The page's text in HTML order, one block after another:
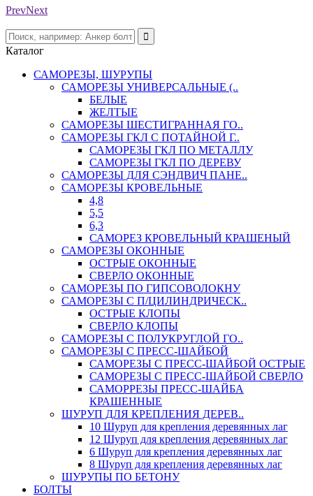
PrevNext
Каталог
САМОРЕЗЫ, ШУРУПЫ
САМОРЕЗЫ УНИВЕРСАЛЬНЫЕ (..
БЕЛЫЕ
ЖЕЛТЫЕ
САМОРЕЗЫ ШЕСТИГРАННАЯ ГО..
САМОРЕЗЫ ГКЛ С ПОТАЙНОЙ Г..
САМОРЕЗЫ ГКЛ ПО МЕТАЛЛУ
САМОРЕЗЫ ГКЛ ПО ДЕРЕВУ
САМОРЕЗЫ ДЛЯ СЭНДВИЧ ПАНЕ..
САМОРЕЗЫ КРОВЕЛЬНЫЕ
4,8
5,5
6,3
САМОРЕЗ КРОВЕЛЬНЫЙ КРАШЕНЫЙ
САМОРЕЗЫ ОКОННЫЕ
ОСТРЫЕ ОКОННЫЕ
СВЕРЛО ОКОННЫЕ
САМОРЕЗЫ ПО ГИПСОВОЛОКНУ
САМОРЕЗЫ С П/ЦИЛИНДРИЧЕСК..
ОСТРЫЕ КЛОПЫ
СВЕРЛО КЛОПЫ
САМОРЕЗЫ С ПОЛУКРУГЛОЙ ГО..
САМОРЕЗЫ С ПРЕСС-ШАЙБОЙ
САМОРЕЗЫ С ПРЕСС-ШАЙБОЙ ОСТРЫЕ
САМОРЕЗЫ С ПРЕСС-ШАЙБОЙ СВЕРЛО
САМОРРЕЗЫ ПРЕСС-ШАЙБА
КРАШЕННЫЕ
ШУРУП ДЛЯ КРЕПЛЕНИЯ ДЕРЕВ..
10 Шуруп для крепления деревянных лаг
12 Шуруп для крепления деревянных лаг
6 Шуруп для крепления деревянных лаг
8 Шуруп для крепления деревянных лаг
ШУРУПЫ ПО БЕТОНУ
БОЛТЫ